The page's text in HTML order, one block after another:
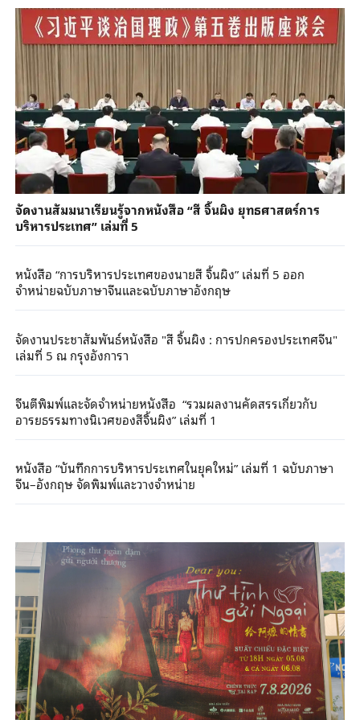
จัดงานสัมมนาเรียนรู้จากหนังสือ “สี จิ้นผิง ยุทธศาสตร์การ
บริหารประเทศ” เล่มที่ 5
หนังสือ “การบริหารประเทศของนายสี จิ้นผิง” เล่มที่ 5 ออก
จำหน่ายฉบับภาษาจีนและฉบับภาษาอังกฤษ
จัดงานประชาสัมพันธ์หนังสือ "สี จิ้นผิง : การปกครองประเทศจีน"
เล่มที่ 5 ณ กรุงอังการา
จีนตีพิมพ์และจัดจำหน่ายหนังสือ “รวมผลงานคัดสรรเกี่ยวกับ
อารยธรรมทางนิเวศของสีจิ้นผิง” เล่มที่ 1
หนังสือ “บันทึกการบริหารประเทศในยุคใหม่” เล่มที่ 1 ฉบับภาษา
จีน–อังกฤษ จัดพิมพ์และวางจำหน่าย